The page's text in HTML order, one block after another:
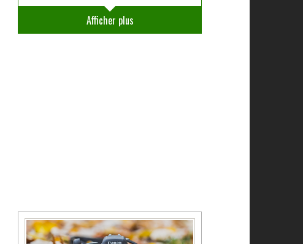
Afficher plus